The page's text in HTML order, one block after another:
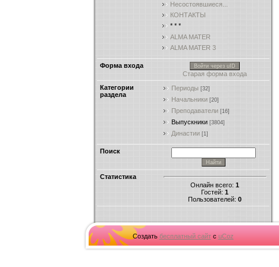
Несостоявшиеся...
КОНТАКТЫ
* * *
ALMA MATER
ALMA MATER 3
Форма входа Войти через uID
Старая форма входа
Категории
раздела
Периоды [32]
Начальники [20]
Преподаватели [16]
Выпускники [3804]
Династии [1]
Поиск
Статистика
Онлайн всего: 1
Гостей: 1
Пользователей: 0
Создать бесплатный сайтс uCoz